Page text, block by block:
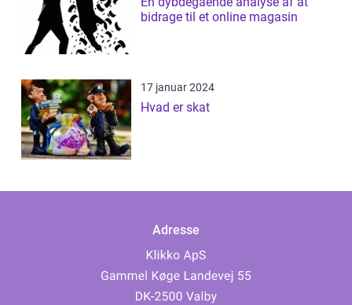
bidrage til et online magasin
17 januar 2024
Hvad er skat
Adresse